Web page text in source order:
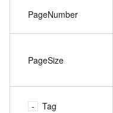
PageNumber
PageSize
Tag